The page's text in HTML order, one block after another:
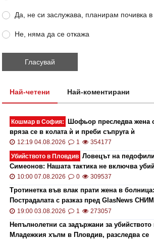
Да, не си заслужава, планирам почивка
Не, няма да се откажа
Най-четени Най-коментирани
Кошмар в София:
Шофьор преследва жена
вряза се в колата ѝ и преби съпруга ѝ
12:19 04.08.2026 1
354177
Убийството в Пловдив Ловецът на
Симеонов: Нашата тактика не включва
10:00 07.08.2026 0 309537
Тротинетка във влак прати жена в болница:
Пострадалата с разказ пред GlasNews
19:00 03.08.2026 1 273057
Непълнолетни са задържани за убийството
Младежкия хълм в Пловдив, разследва се